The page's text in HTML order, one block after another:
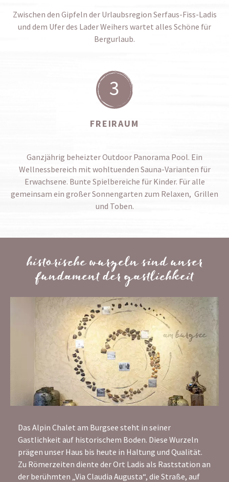
Zwischen den Gipfeln der Urlaubsregion Serfaus-Fiss-Ladis
und dem Ufer des Lader Weihers wartet alles Schöne für
Bergurlaub.
3
FREIRAUM
Ganzjährig beheizter Outdoor Panorama Pool. Ein
Wellnessbereich mit wohltuenden Sauna-Varianten für
Erwachsene. Bunte Spielbereiche für Kinder. Für alle
gemeinsam ein großer Sonnengarten zum Relaxen, Grillen
und Toben.
historische wurzeln sind unser
fundament der gastlichkeit
Das Alpin Chalet am Burgsee steht in seiner
Gastlichkeit auf historischem Boden. Diese Wurzeln
prägen unser Haus bis heute in Haltung und Qualität.
Zu Römerzeiten diente der Ort Ladis als Raststation an
der berühmten „Via Claudia Augusta“, die Straße, auf